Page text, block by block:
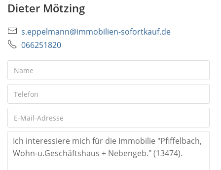
Dieter Mötzing
s.eppelmann@immobilien-sofortkauf.de
066251820